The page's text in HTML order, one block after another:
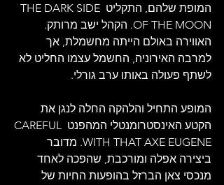
המופת שלהם, התקליט THE DARK SIDE
OF THE MOON. הקהל ישב מרותק.
האווירה באולם הייתה מחשמלת, אך
למרבה האירוניה, החשמל עצמו החליט לא
לשתף פעולה באותו ערב גורלי.
המופע התחיל והלהקה החלה לנגן את
הקטע האינסטרומנטלי המהפנט CAREFUL
WITH THAT AXE EUGENE. מדובר
ביצירה אפלה ומורכבת, שהפכה לאחד
מנכסי צאן הברזל בהופעות החיות של